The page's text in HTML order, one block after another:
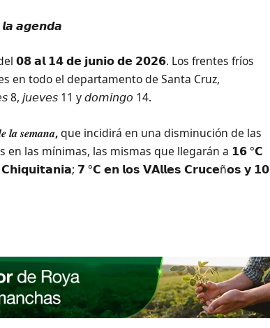
𝙡𝙖 𝙖𝙜𝙚𝙣𝙙𝙖
𝟬𝟴 𝗮𝗹 𝟭𝟰 𝗱𝗲 𝗷𝘂𝗻𝗶𝗼 𝗱𝗲 𝟮𝟬𝟮𝟲. Los frentes fríos
en todo el departamento de Santa Cruz,
8, 𝘫𝘶𝘦𝘷𝘦𝘴 11 y 𝘥𝘰𝘮𝘪𝘯𝘨𝘰 14.
𝒍𝒂 𝒔𝒆𝒎𝒂𝒏𝒂,que incidirá en una disminución de las
en las mínimas, las mismas que llegarán a 𝟭𝟲 °𝗖
𝟳 °𝗖 𝗲𝗻 𝗹𝗼𝘀 𝗩𝗔𝗹𝗹𝗲𝘀 𝗖𝗿𝘂𝗰𝗲ñ𝗼𝘀 𝘆 𝟭𝟬